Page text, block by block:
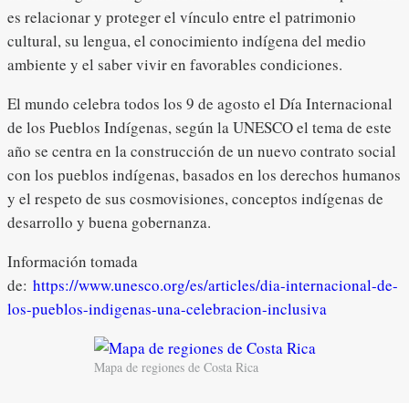
es relacionar y proteger el vínculo entre el patrimonio
cultural, su lengua, el conocimiento indígena del medio
ambiente y el saber vivir en favorables condiciones.
El mundo celebra todos los 9 de agosto el Día Internacional
de los Pueblos Indígenas, según la UNESCO el tema de este
año se centra en la construcción de un nuevo contrato social
con los pueblos indígenas, basados en los derechos humanos
y el respeto de sus cosmovisiones, conceptos indígenas de
desarrollo y buena gobernanza.
Información tomada
de: https://www.unesco.org/es/articles/dia-internacional-de-
los-pueblos-indigenas-una-celebracion-inclusiva
Mapa de regiones de Costa Rica